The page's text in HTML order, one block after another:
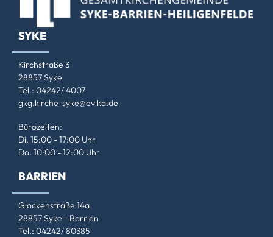
SYKE
Kirchstraße 3
28857 Syke
Tel.: 04242/ 4007
gkg.kirche-syke@evlka.de
Bürozeiten:
Di. 15:00 - 17:00 Uhr
Do. 10:00 - 12:00 Uhr
BARRIEN
Glockenstraße 14a
28857 Syke - Barrien
Tel.: 04242/ 80385